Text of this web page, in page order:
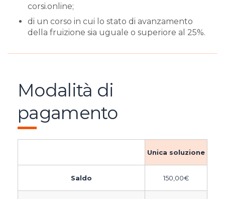
corsi.online;
di un corso in cui lo stato di avanzamento
della fruizione sia uguale o superiore al 25%.
Modalità di
pagamento
Unica soluzione
Saldo 150,00€